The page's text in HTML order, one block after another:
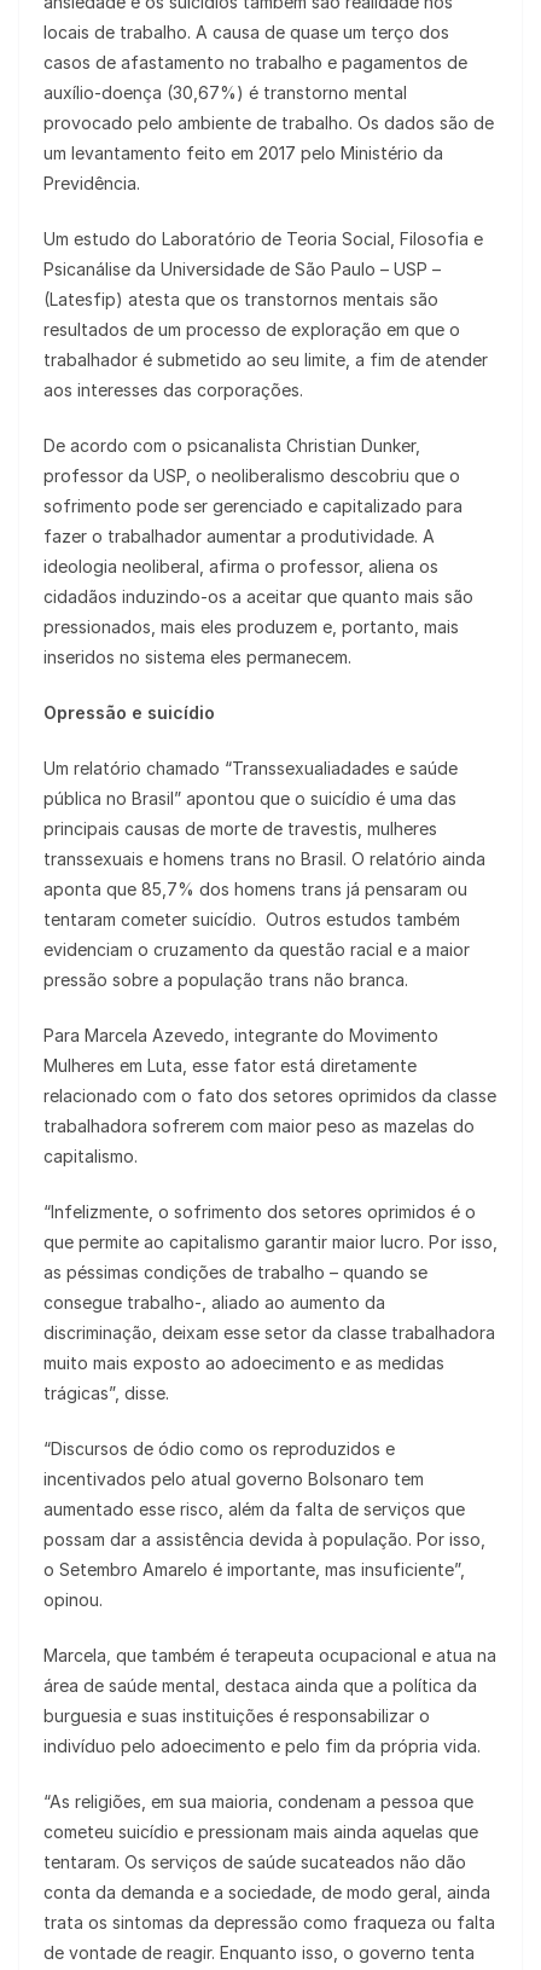
locais de trabalho. A causa de quase um terço dos
casos de afastamento no trabalho e pagamentos de
auxílio-doença (30,67%) é transtorno mental
provocado pelo ambiente de trabalho. Os dados são de
um levantamento feito em 2017 pelo Ministério da
Previdência.
Um estudo do Laboratório de Teoria Social, Filosofia e
Psicanálise da Universidade de São Paulo – USP –
(Latesfip) atesta que os transtornos mentais são
resultados de um processo de exploração em que o
trabalhador é submetido ao seu limite, a fim de atender
aos interesses das corporações.
De acordo com o psicanalista Christian Dunker,
professor da USP, o neoliberalismo descobriu que o
sofrimento pode ser gerenciado e capitalizado para
fazer o trabalhador aumentar a produtividade. A
ideologia neoliberal, afirma o professor, aliena os
cidadãos induzindo-os a aceitar que quanto mais são
pressionados, mais eles produzem e, portanto, mais
inseridos no sistema eles permanecem.
Opressão e suicídio
Um relatório chamado “Transsexualiadades e saúde
pública no Brasil” apontou que o suicídio é uma das
principais causas de morte de travestis, mulheres
transsexuais e homens trans no Brasil. O relatório ainda
aponta que 85,7% dos homens trans já pensaram ou
tentaram cometer suicídio. Outros estudos também
evidenciam o cruzamento da questão racial e a maior
pressão sobre a população trans não branca.
Para Marcela Azevedo, integrante do Movimento
Mulheres em Luta, esse fator está diretamente
relacionado com o fato dos setores oprimidos da classe
trabalhadora sofrerem com maior peso as mazelas do
capitalismo.
“Infelizmente, o sofrimento dos setores oprimidos é o
que permite ao capitalismo garantir maior lucro. Por isso,
as péssimas condições de trabalho – quando se
consegue trabalho-, aliado ao aumento da
discriminação, deixam esse setor da classe trabalhadora
muito mais exposto ao adoecimento e as medidas
trágicas”, disse.
“Discursos de ódio como os reproduzidos e
incentivados pelo atual governo Bolsonaro tem
aumentado esse risco, além da falta de serviços que
possam dar a assistência devida à população. Por isso,
o Setembro Amarelo é importante, mas insuficiente”,
opinou.
Marcela, que também é terapeuta ocupacional e atua na
área de saúde mental, destaca ainda que a política da
burguesia e suas instituições é responsabilizar o
indivíduo pelo adoecimento e pelo fim da própria vida.
“As religiões, em sua maioria, condenam a pessoa que
cometeu suicídio e pressionam mais ainda aquelas que
tentaram. Os serviços de saúde sucateados não dão
conta da demanda e a sociedade, de modo geral, ainda
trata os sintomas da depressão como fraqueza ou falta
de vontade de reagir. Enquanto isso, o governo tenta